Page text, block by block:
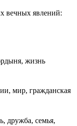
вечных явлений:
жизнь
мир, гражданская
дружба, семья,